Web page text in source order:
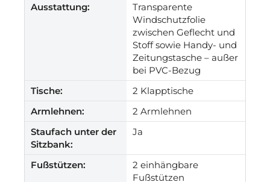
Ausstattung:
Transparente
Windschutzfolie
zwischen Geflecht und
Stoff sowie Handy- und
Zeitungstasche – außer
bei PVC-Bezug
Tische:
2 Klapptische
Armlehnen:
2 Armlehnen
Staufach unter der
Sitzbank:
Ja
Fußstützen:
2 einhängbare
Fußstützen